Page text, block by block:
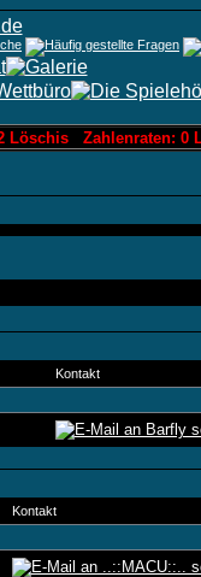
Löschis Zahlenraten:
Kontakt
Kontakt